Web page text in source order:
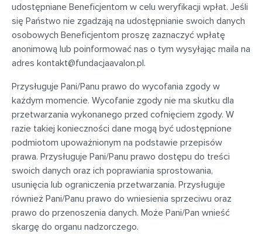
udostępniane Beneficjentom w celu weryfikacji wpłat. Jeśli
się Państwo nie zgadzają na udostępnianie swoich danych
osobowych Beneficjentom proszę zaznaczyć wpłatę
anonimową lub poinformować nas o tym wysyłając maila na
adres kontakt@fundacjaavalon.pl.
Przysługuje Pani/Panu prawo do wycofania zgody w
każdym momencie. Wycofanie zgody nie ma skutku dla
przetwarzania wykonanego przed cofnięciem zgody. W
razie takiej konieczności dane mogą być udostępnione
podmiotom upoważnionym na podstawie przepisów
prawa. Przysługuje Pani/Panu prawo dostępu do treści
swoich danych oraz ich poprawiania sprostowania,
usunięcia lub ograniczenia przetwarzania. Przysługuje
również Pani/Panu prawo do wniesienia sprzeciwu oraz
prawo do przenoszenia danych. Może Pani/Pan wnieść
skargę do organu nadzorczego.